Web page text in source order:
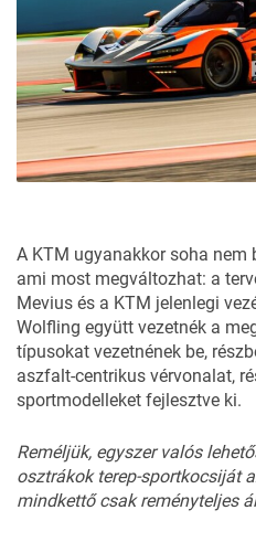
A KTM ugyanakkor soha
ami most megváltozhat: a
Mevius és a KTM jelenlegi
Wolfling együtt vezetnék a
típusokat vezetnének be,
aszfalt-centrikus vérvonalat,
sportmodelleket fejlesztve ki.
Reméljük, egyszer valós
osztrákok terep-sportkocsiját
mindkettő csak reményteljes